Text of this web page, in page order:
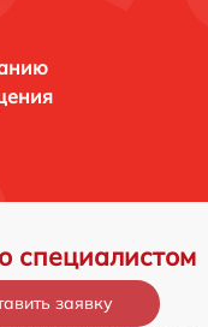
специалистом
заявку